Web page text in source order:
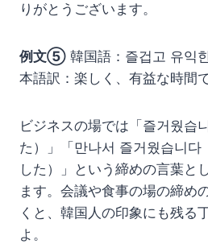
りがとうございます。
例文⑤ 韓国語：즐겁고 유익
本語訳：楽しく、有益な時間で
ビジネスの場では「즐거웠습
た）」「만나서 즐거웠습니다
した）」という締めの言葉と
ます。会議や食事の場の締め
くと、韓国人の印象にも残る
よ。